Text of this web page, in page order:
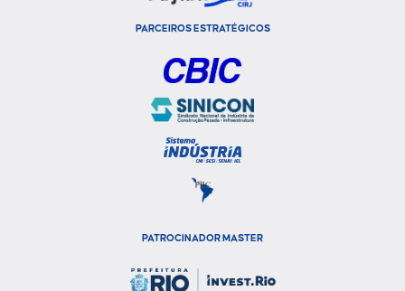
PARCEIROS ESTRATÉGICOS
PATROCINADOR MASTER